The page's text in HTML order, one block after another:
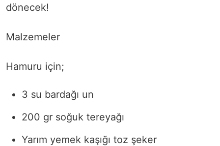
dönecek!
Malzemeler
Hamuru için;
3 su bardağı un
200 gr soğuk tereyağı
Yarım yemek kaşığı toz şeker